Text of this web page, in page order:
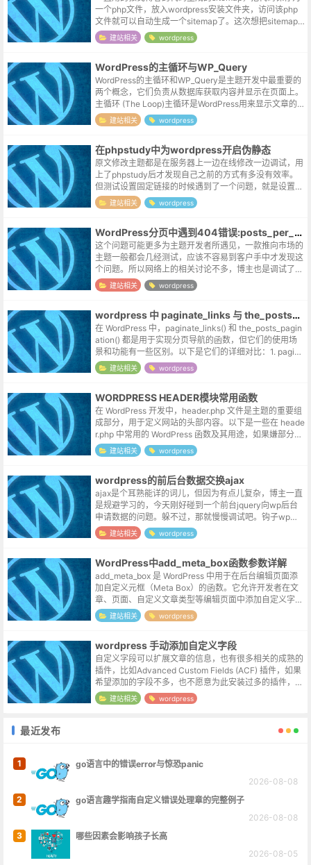
一个php文件，放入wordpress安装文件夹，访问该php
文件就可以自动生成一个sitemap了。这次想把sitemap
文件直接收进主题，修改过程中遇到了几次报错，记录如
下。...
建站相关 wordpress
WordPress的主循环与WP_Query
WordPress的主循环和WP_Query是主题开发中最重要的
两个概念，它们负责从数据库获取内容并显示在页面上。
主循环 (The Loop)主循环是WordPress用来显示文章的
核心机制。它是一个PHP代码结构，用于遍历当前页面
请...
建站相关 wordpress
在phpstudy中为wordpress开启伪静态
原文修改主题都是在服务器上一边在线修改一边调试，用
上了phpstudy后才发现自己之前的方式有多没有效率。
但测试设置固定链接的时候遇到了一个问题，就是设置前
也无风雨也无晴，设置后统一返回404。这个问题之前尝
试搭建站点的时候也遇到过，...
建站相关 wordpress
WordPress分页中遇到404错误:posts_per_page
这个问题可能更多为主题开发者所遇见，一款推向市场的
主题一般都会几经测试，应该不容易到客户手中才发现这
个问题。所以网络上的相关讨论不多，博主也是调试了几
天才大致有了一些思路：后台的默认参数在wordpress的
后台设置里，是可以设置归档...
建站相关 wordpress
wordpress 中 paginate_links 与 the_posts_pagination 的区别
在 WordPress 中，paginate_links() 和 the_posts_pagin
ation() 都是用于实现分页导航的函数，但它们的使用场
景和功能有一些区别。以下是它们的详细对比：1. pagina
te_links()...
建站相关 wordpress
WORDPRESS HEADER模块常用函数
在 WordPress 开发中，header.php 文件是主题的重要组
成部分，用于定义网站的头部内容。以下是一些在 heade
r.php 中常用的 WordPress 函数及其用途，如果嫌部分函
数生成的默认模板不需要的元素过多，也可...
建站相关 wordpress
wordpress的前后台数据交换ajax
ajax是个耳熟能详的词儿，但因为有点儿复杂，博主一直
是规避学习的，今天刚好碰到一个前台jquery向wp后台
申请数据的问题。躲不过，那就慢慢调试吧。钩子wp的a
jax还区分了用户，对于不同的用户（登录与否）采用不
同的钩子，不过这里只...
建站相关 wordpress
WordPress中add_meta_box函数参数详解
add_meta_box 是 WordPress 中用于在后台编辑页面添
加自定义元框（Meta Box）的函数。它允许开发者在文
章、页面、自定义文章类型等编辑页面中添加自定义字段
或内容。以下是 add_meta_box 函数的参数及其...
建站相关 wordpress
wordpress 手动添加自定义字段
自定义字段可以扩展文章的信息，也有很多相关的成熟的
插件，比如Advanced Custom Fields (ACF) 插件，如果
希望添加的字段不多，也不愿意为此安装过多的插件，我
们也可以考虑手动来添加它。为post文章添加字段// 添...
建站相关 wordpress
最近发布
1
go语言中的错误error与惊恐panic
2026-08-08
2
go语言趣学指南自定义错误处理章的完整例子
2026-08-08
3
哪些因素会影响孩子长高
2026-08-05